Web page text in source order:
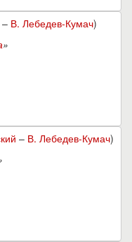
– В. Лебедев-Кумач)
»
– В. Лебедев-Кумач)